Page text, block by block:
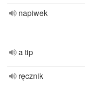
napiwek
a tip
ręcznik